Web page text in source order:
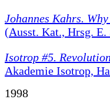
Johannes Kahrs.
(Ausst. Kat., Hrsg.
Isotrop #5.
Akademie Isotrop,
1998